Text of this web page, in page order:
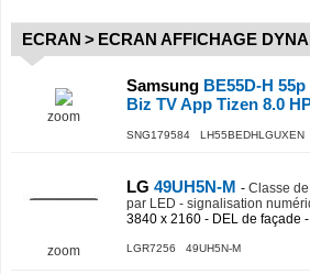
ECRAN > ECRAN AFFICHAGE
zoom
Samsung BE55D-H
Biz TV App Tizen 8.0
SNG179584 LH55BEDHLGUXEN
zoom
LG 49UH5N-M - Classe
par LED - signalisation
3840 x 2160 - DEL de façade
LGR7256 49UH5N-M